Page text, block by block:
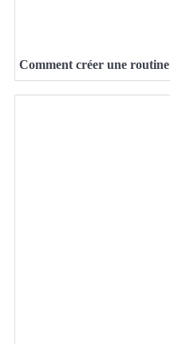
Comment créer une